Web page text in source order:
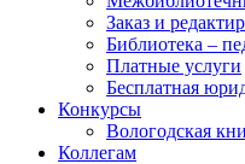
Заказ и
Библиотека –
Платные услуги
Бесплатная
Конкурсы
Вологодская
Коллегам